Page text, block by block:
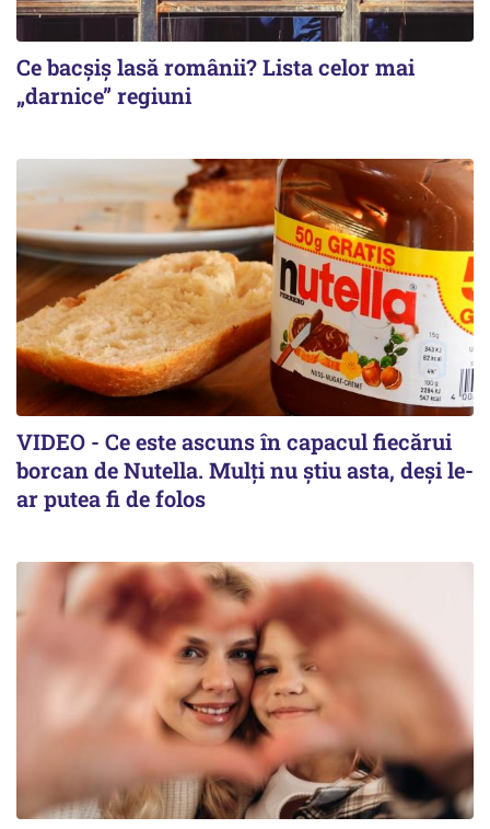
Ce bacșiș lasă românii? Lista celor mai
„darnice” regiuni
VIDEO - Ce este ascuns în capacul fiecărui
borcan de Nutella. Mulți nu știu asta, deși le-
ar putea fi de folos